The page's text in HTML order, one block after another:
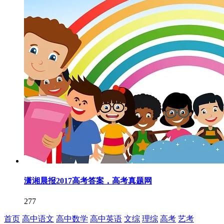
潇湘晨报2017高考答案，高考真题网
277
首页 高中语文 高中数学 高中英语 文综 理综 高考 艺考